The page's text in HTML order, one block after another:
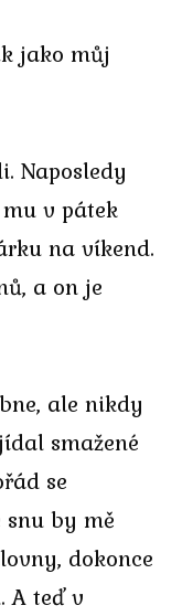
jako můj
Naposledy
v pátek
na víkend.
a on je
ale nikdy
smažené
se
by mě
dokonce
A teď v